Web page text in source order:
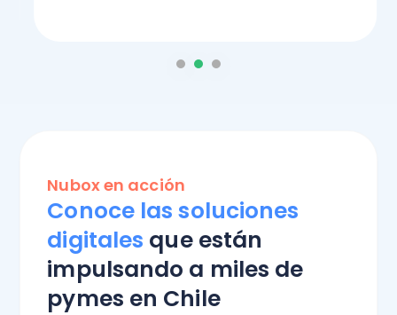
Nubox en acción
Conoce las soluciones
digitales que están
impulsando a miles de
pymes en Chile